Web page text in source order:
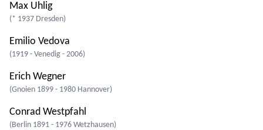
Max Uhlig
(* 1937 Dresden)
Emilio Vedova
(1919 - Venedig - 2006)
Erich Wegner
(Gnoien 1899 - 1980 Hannover)
Conrad Westpfahl
(Berlin 1891 - 1976 Wetzhausen)